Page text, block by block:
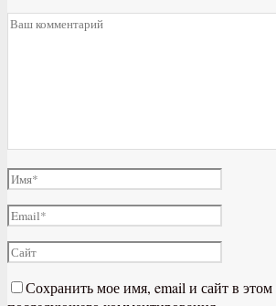
Сохранить мое имя, email и сайт в этом